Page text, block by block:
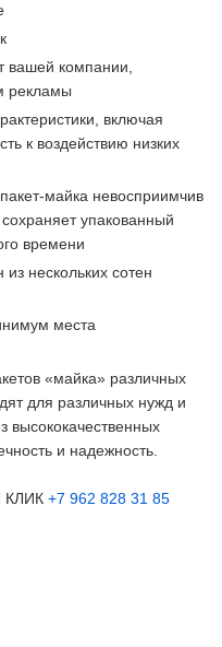
вашей компании,
рекламы
включая
к воздействию низких
майка невосприимчив
упакованный
времени
нескольких сотен
места
«майка» различных
для различных нужд и
высококачественных
и надежность.
КЛИК +7 962 828 31 85